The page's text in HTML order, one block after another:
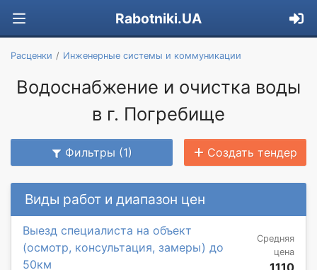
Rabotniki.UA
Расценки Инженерные системы и коммуникации
Водоснабжение и очистка воды
в г. Погребище
Фильтры (1) Создать тендер
Виды работ и диапазон цен
Выезд специалиста на объект
(осмотр, консультация, замеры) до
50км
Средняя
цена
1110